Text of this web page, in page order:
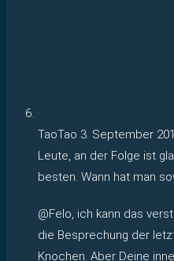
TaoTao 3. September
Leute, an der Folge ist
besten. Wann hat man
@Felo, ich kann das
die Besprechung der
Knochen. Aber Deine